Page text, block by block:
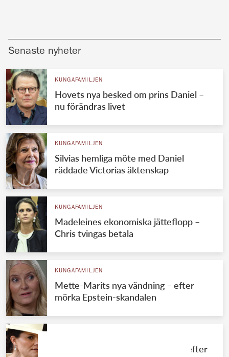
Senaste nyheter
KUNGAFAMILJEN
Hovets nya besked om prins Daniel –
nu förändras livet
KUNGAFAMILJEN
Silvias hemliga möte med Daniel
räddade Victorias äktenskap
KUNGAFAMILJEN
Madeleines ekonomiska jätteflopp –
Chris tvingas betala
KUNGAFAMILJEN
Mette-Marits nya vändning – efter
mörka Epstein-skandalen
Stora förändringen för Victoria – efter